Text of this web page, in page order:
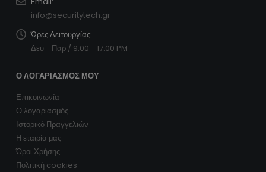
info@securitytech.gr
Ώρες Λειτουργίας:
Δευ - Παρ / 9:00 - 17:00 PM
Ο ΛΟΓΑΡΙΑΣΜΌΣ ΜΟΥ
Επικοινωνία
Ο λογαριασμός
Ιστορικό Πραγγελιών
Η εταιρία μας
Όροι Χρήσης
Πολιτική cookies